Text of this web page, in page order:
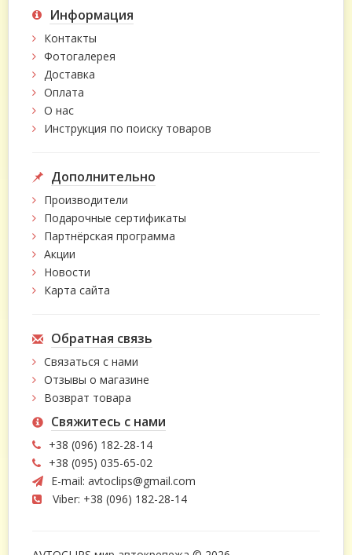
Информация
Контакты
Фотогалерея
Доставка
Оплата
О нас
Инструкция по поиску товаров
Дополнительно
Производители
Подарочные сертификаты
Партнёрская программа
Акции
Новости
Карта сайта
Обратная связь
Связаться с нами
Отзывы о магазине
Возврат товара
Свяжитесь с нами
+38 (096) 182-28-14
+38 (095) 035-65-02
E-mail: avtoclips@gmail.com
Viber: +38 (096) 182-28-14